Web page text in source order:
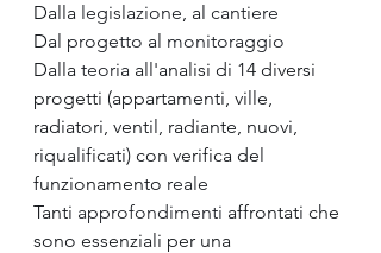
Dalla legislazione, al cantiere
Dal progetto al monitoraggio
Dalla teoria all'analisi di 14 diversi
progetti (appartamenti, ville,
radiatori, ventil, radiante, nuovi,
riqualificati) con verifica del
funzionamento reale
Tanti approfondimenti affrontati che
sono essenziali per una